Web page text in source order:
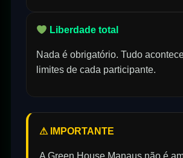
Liberdade total
Nada é obrigatório. Tudo
limites de cada participante.
⚠ IMPORTANTE
A Green House Manaus não é